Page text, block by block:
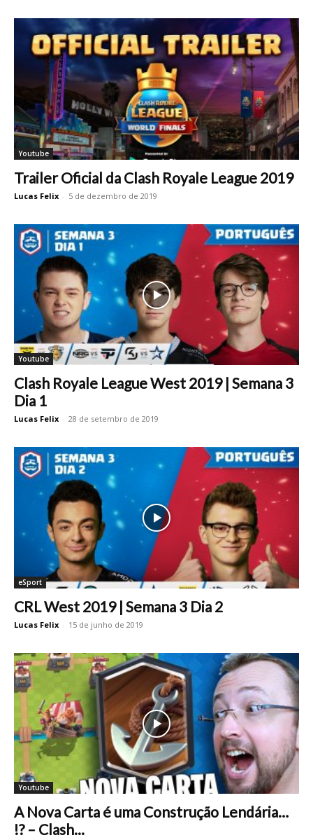
Youtube
Trailer Oficial da Clash Royale League 2019
Lucas Felix - 5 de dezembro de 2019
Youtube
Clash Royale League West 2019 | Semana 3
Dia 1
Lucas Felix - 28 de setembro de 2019
eSport
CRL West 2019 | Semana 3 Dia 2
Lucas Felix - 15 de junho de 2019
Youtube
A Nova Carta é uma Construção Lendária…
!? – Clash...